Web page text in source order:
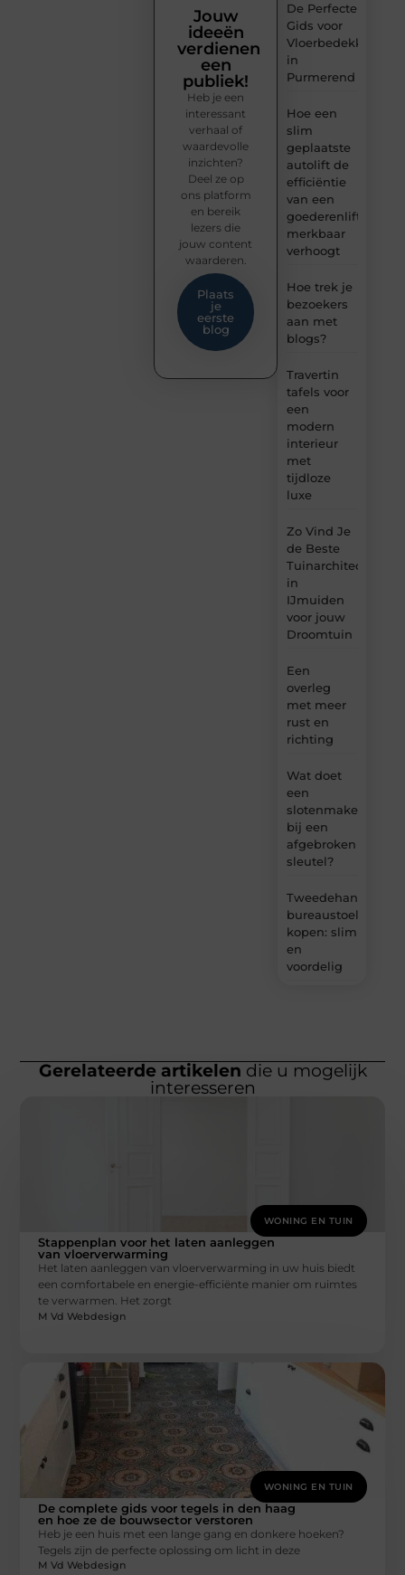
De Perfecte
Gids voor
Vloerbedekking
in
Purmerend
Hoe een
slim
geplaatste
autolift de
efficiëntie
van een
goederenlift
merkbaar
verhoogt
Hoe trek je
bezoekers
aan met
blogs?
Travertin
tafels voor
een
modern
interieur
met
tijdloze
luxe
Zo Vind Je
de Beste
Tuinarchitect
in
IJmuiden
voor jouw
Droomtuin
Een
overleg
met meer
rust en
richting
Wat doet
een
slotenmaker
bij een
afgebroken
sleutel?
Tweedehands
bureaustoel
kopen: slim
en
voordelig
Jouw
ideeën
verdienen
een
publiek!
Heb je een
interessant
verhaal of
waardevolle
inzichten?
Deel ze op
ons platform
en bereik
lezers die
jouw content
waarderen.
Plaats
je
eerste
blog
Gerelateerde artikelen die u mogelijk
interesseren
WONING EN TUIN
Stappenplan voor het laten aanleggen
van vloerverwarming
Het laten aanleggen van vloerverwarming in uw huis biedt
een comfortabele en energie-efficiënte manier om ruimtes
te verwarmen. Het zorgt
M Vd Webdesign
WONING EN TUIN
De complete gids voor tegels in den haag
en hoe ze de bouwsector verstoren
Heb je een huis met een lange gang en donkere hoeken?
Tegels zijn de perfecte oplossing om licht in deze
M Vd Webdesign